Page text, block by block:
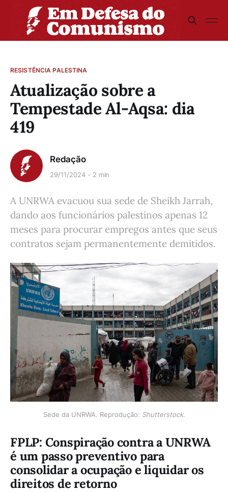
RESISTÊNCIA PALESTINA
Atualização sobre a
Tempestade Al-Aqsa: dia
419
Redação
29/11/2024 2 min
A UNRWA evacuou sua sede de Sheikh Jarrah,
dando aos funcionários palestinos apenas 12
meses para procurar empregos antes que seus
contratos sejam permanentemente demitidos.
Sede da UNRWA. Reprodução: Shutterstock.
FPLP: Conspiração contra a UNRWA
é um passo preventivo para
consolidar a ocupação e liquidar os
direitos de retorno